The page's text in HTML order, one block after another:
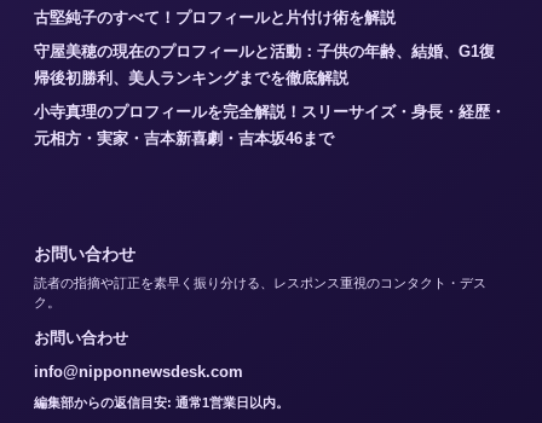
古堅純子のすべて！プロフィールと片付け術を解説
守屋美穂の現在のプロフィールと活動：子供の年齢、結婚、G1復
帰後初勝利、美人ランキングまでを徹底解説
小寺真理のプロフィールを完全解説！スリーサイズ・身長・経歴・
元相方・実家・吉本新喜劇・吉本坂46まで
お問い合わせ
読者の指摘や訂正を素早く振り分ける、レスポンス重視のコンタクト・デス
ク。
お問い合わせ
info@nipponnewsdesk.com
編集部からの返信目安: 通常1営業日以内。